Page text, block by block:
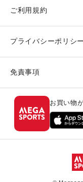
ご利用規約
プライバシーポリシー
免責事項
お買い物